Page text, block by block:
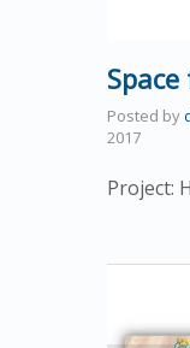
Posted by
2017
Project: